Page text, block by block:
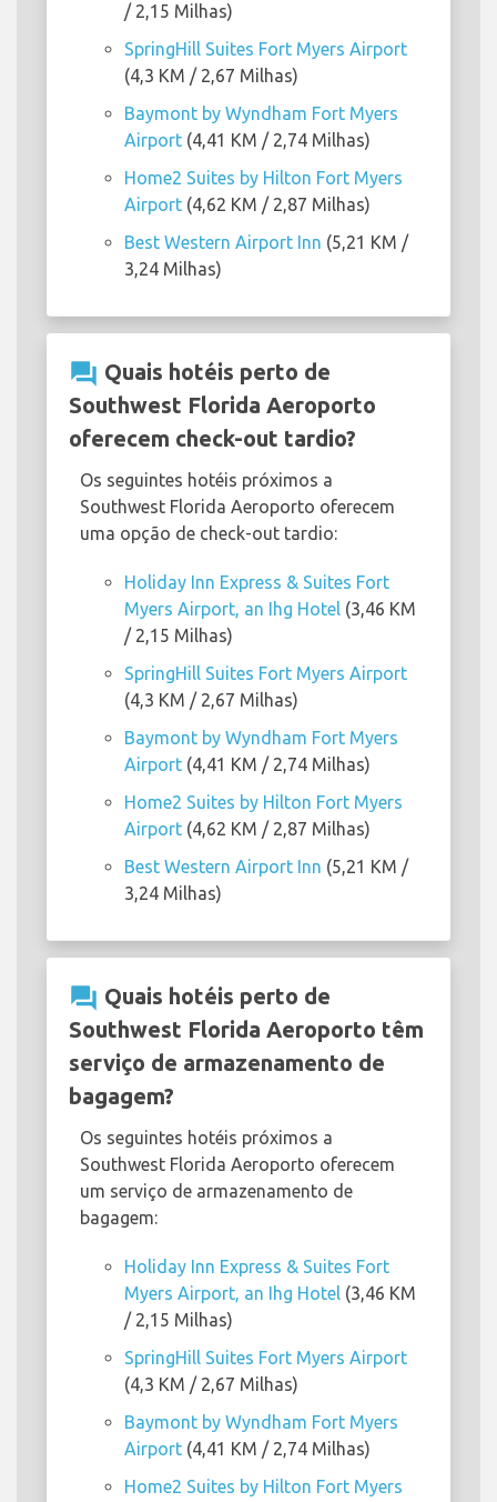
/ 2,15 Milhas)
SpringHill Suites Fort Myers Airport
(4,3 KM / 2,67 Milhas)
Baymont by Wyndham Fort Myers
Airport (4,41 KM / 2,74 Milhas)
Home2 Suites by Hilton Fort Myers
Airport (4,62 KM / 2,87 Milhas)
Best Western Airport Inn (5,21 KM /
3,24 Milhas)
question_answer Quais hotéis perto de
Southwest Florida Aeroporto
oferecem check-out tardio?
Os seguintes hotéis próximos a
Southwest Florida Aeroporto oferecem
uma opção de check-out tardio:
Holiday Inn Express & Suites Fort
Myers Airport, an Ihg Hotel (3,46 KM
/ 2,15 Milhas)
SpringHill Suites Fort Myers Airport
(4,3 KM / 2,67 Milhas)
Baymont by Wyndham Fort Myers
Airport (4,41 KM / 2,74 Milhas)
Home2 Suites by Hilton Fort Myers
Airport (4,62 KM / 2,87 Milhas)
Best Western Airport Inn (5,21 KM /
3,24 Milhas)
question_answer Quais hotéis perto de
Southwest Florida Aeroporto têm
serviço de armazenamento de
bagagem?
Os seguintes hotéis próximos a
Southwest Florida Aeroporto oferecem
um serviço de armazenamento de
bagagem:
Holiday Inn Express & Suites Fort
Myers Airport, an Ihg Hotel (3,46 KM
/ 2,15 Milhas)
SpringHill Suites Fort Myers Airport
(4,3 KM / 2,67 Milhas)
Baymont by Wyndham Fort Myers
Airport (4,41 KM / 2,74 Milhas)
Home2 Suites by Hilton Fort Myers